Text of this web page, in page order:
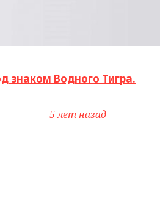
знаком Водного Тигра.
5 лет назад